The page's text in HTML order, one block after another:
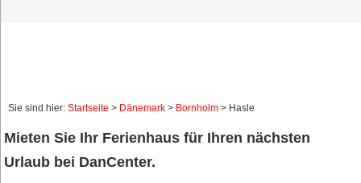
Sie sind hier: Startseite > Dänemark > Bornholm > Hasle
Mieten Sie Ihr Ferienhaus für Ihren nächsten
Urlaub bei DanCenter.